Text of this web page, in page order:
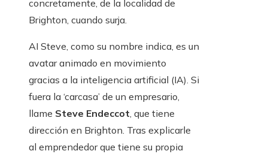
concretamente, de la localidad de
Brighton, cuando surja.
AI Steve, como su nombre indica, es un
avatar animado en movimiento
gracias a la inteligencia artificial (IA). Si
fuera la ‘carcasa’ de un empresario,
llame Steve Endeccot, que tiene
dirección en Brighton. Tras explicarle
al emprendedor que tiene su propia